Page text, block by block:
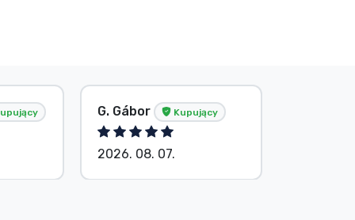
G. Gábor Kupujący
2026. 08. 07.